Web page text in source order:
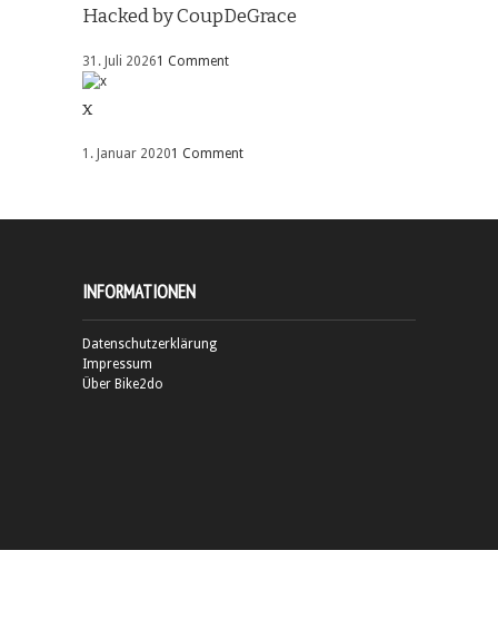
Hacked by CoupDeGrace
31. Juli 20261 Comment
x
1. Januar 20201 Comment
INFORMATIONEN
Datenschutzerklärung
Impressum
Über Bike2do